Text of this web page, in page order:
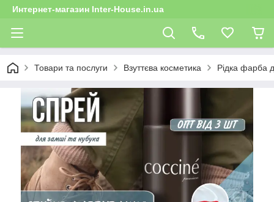
Интернет-магазин Inter-House.in.ua
Товари та послуги Взуттєва косметика Рідка фарба